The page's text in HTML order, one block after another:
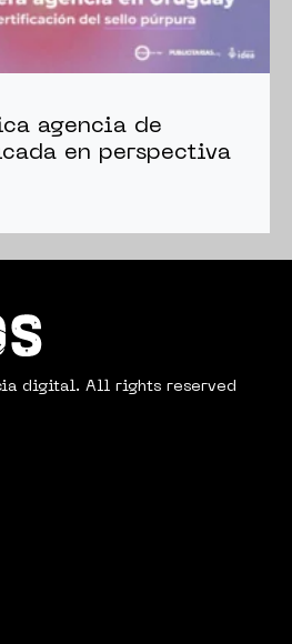
agencia de
en perspectiva
digital. All rights reserved